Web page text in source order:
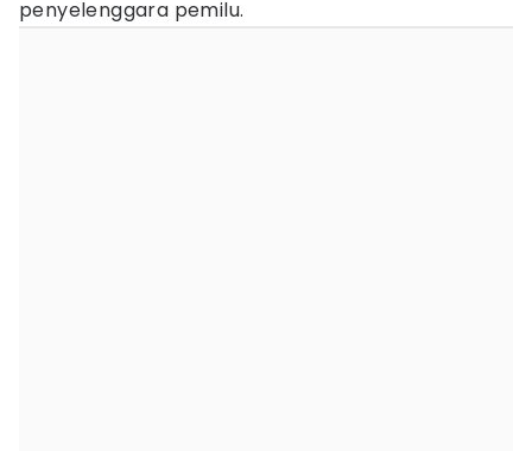
penyelenggara pemilu.